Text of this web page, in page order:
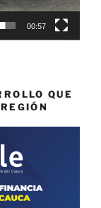
00:57
QUE